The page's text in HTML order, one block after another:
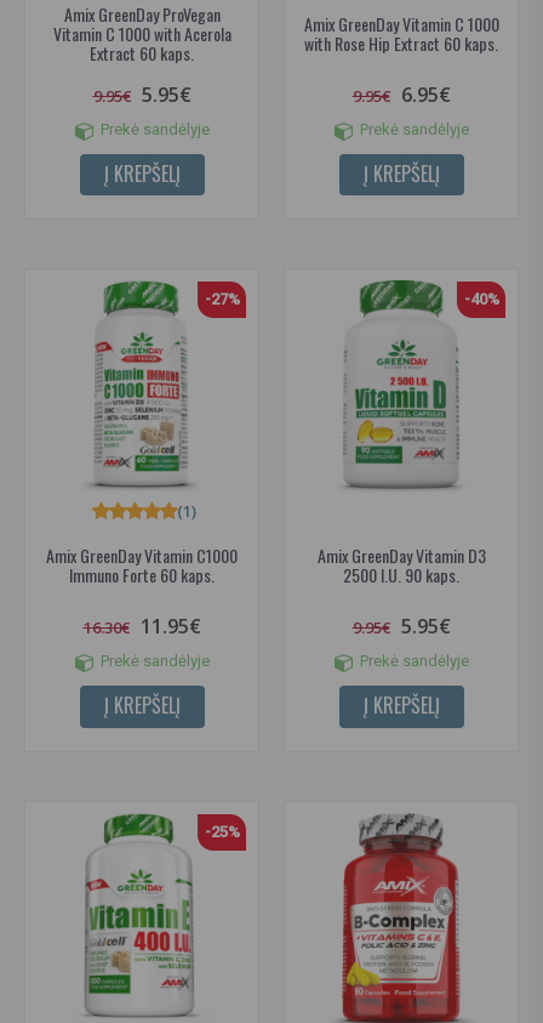
Amix GreenDay ProVegan
Vitamin C 1000 with Acerola
Extract 60 kaps.
9.95€ 5.95€
Prekė sandėlyje
Į KREPŠELĮ
Amix GreenDay Vitamin C 1000
with Rose Hip Extract 60 kaps.
9.95€ 6.95€
Prekė sandėlyje
Į KREPŠELĮ
-27%
Amix GreenDay Vitamin C1000
Immuno Forte 60 kaps.
(1)
16.30€ 11.95€
Prekė sandėlyje
Į KREPŠELĮ
-40%
Amix GreenDay Vitamin D3
2500 I.U. 90 kaps.
9.95€ 5.95€
Prekė sandėlyje
Į KREPŠELĮ
-25%